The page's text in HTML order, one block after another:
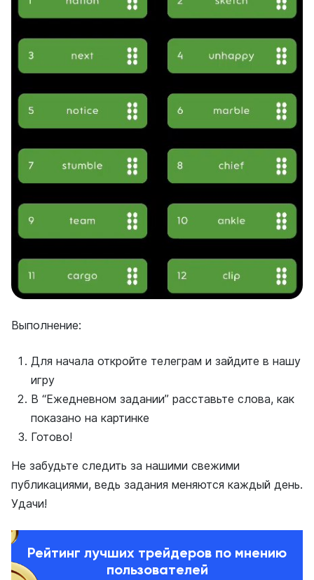
Выполнение:
Для начала откройте телеграм и зайдите в нашу
игру
В “Ежедневном задании” расставьте слова, как
показано на картинке
Готово!
Не забудьте следить за нашими свежими
публикациями, ведь задания меняются каждый день.
Удачи!
Рейтинг лучших трейдеров по мнению
пользователей